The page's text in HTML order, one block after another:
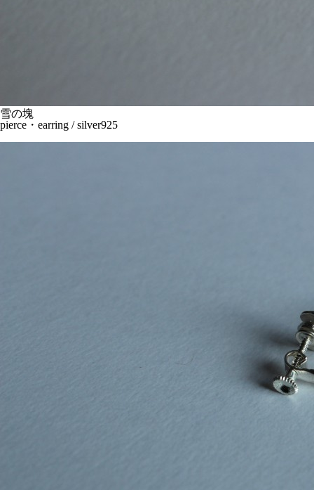
雪の塊
pierce・earring / silver925